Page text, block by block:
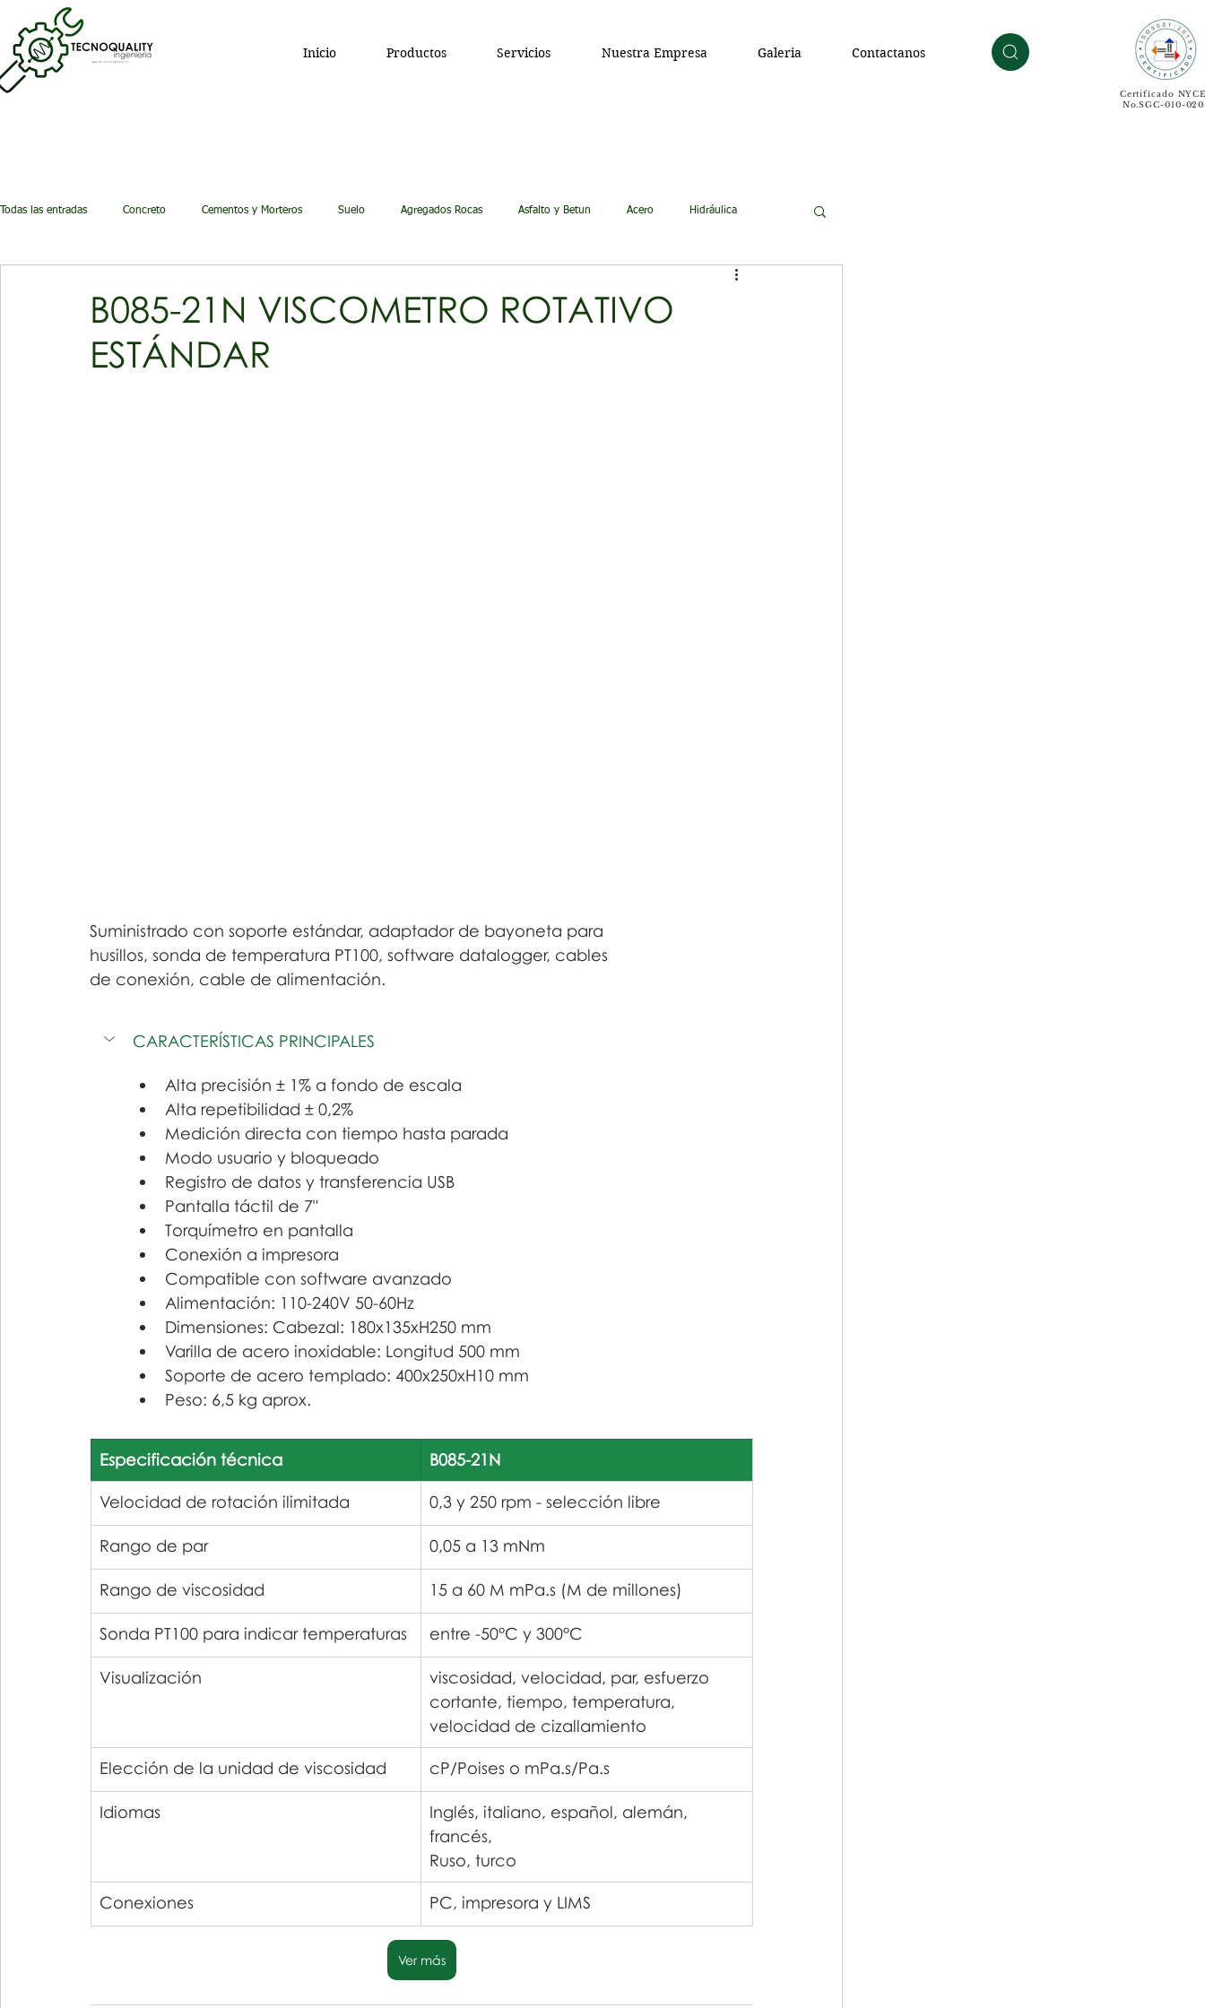
Inicio Productos Servicios Nuestra Empresa Galeria Contactanos
Certificado
No.SGC-010-020
Todas las entradas Concreto Cementos y Morteros Suelo Agregados Rocas Asfalto y Betun Acero Hidráulica
B085-21N VISCOMETRO ROTATIVO
ESTÁNDAR
Suministrado con soporte estándar, adaptador de bayoneta para
husillos, sonda de temperatura PT100, software datalogger, cables
de conexión, cable de alimentación.
CARACTERÍSTICAS PRINCIPALES
Alta precisión ± 1% a fondo de escala
Alta repetibilidad ± 0,2%
Medición directa con tiempo hasta parada
Modo usuario y bloqueado
Registro de datos y transferencia USB
Pantalla táctil de 7"
Torquímetro en pantalla
Conexión a impresora
Compatible con software avanzado
Alimentación: 110-240V 50-60Hz
Dimensiones: Cabezal: 180x135xH250 mm
Varilla de acero inoxidable: Longitud 500 mm
Soporte de acero templado: 400x250xH10 mm
Peso: 6,5 kg aprox.
Especificación técnica B085-21N
Velocidad de rotación ilimitada 0,3 y 250 rpm - selección libre
Rango de par 0,05 a 13 mNm
Rango de viscosidad 15 a 60 M mPa.s (M de millones)
Sonda PT100 para indicar temperaturas entre -50°C y 300°C
Visualización
viscosidad, velocidad, par, esfuerzo
cortante, tiempo, temperatura,
velocidad de cizallamiento
Elección de la unidad de viscosidad cP/Poises o mPa.s/Pa.s
Idiomas
Inglés, italiano, español, alemán,
francés,
Ruso, turco
Conexiones PC, impresora y LIMS
Ver más